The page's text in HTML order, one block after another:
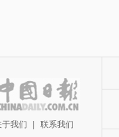
于我们 联系我们